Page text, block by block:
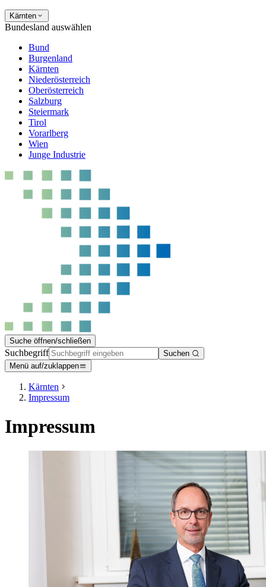
Kärnten
Bundesland auswählen
Bund
Burgenland
Kärnten
Niederösterreich
Oberösterreich
Salzburg
Steiermark
Tirol
Vorarlberg
Wien
Junge Industrie
Suche öffnen/schließen
Suchbegriff
Suchen
Menü auf/zuklappen
Kärnten
Impressum
Impressum